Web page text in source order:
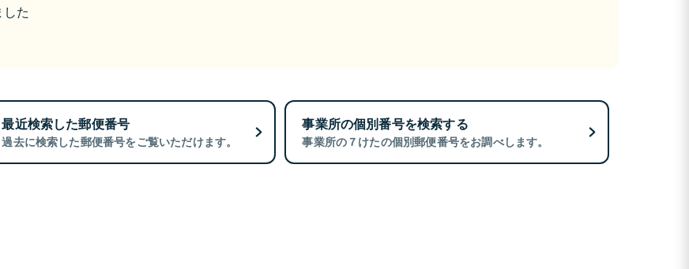
た
最近検索した郵便番号
過去に検索した郵便番号をご覧いただけます。
事業所の個別番号を検索する
事業所の７けたの個別郵便番号をお調べします。